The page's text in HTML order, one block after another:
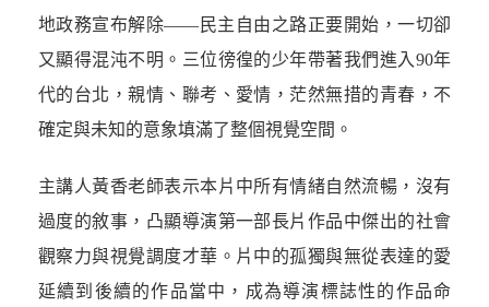
地政務宣布解除——民主自由之路正要開始，一切卻
又顯得混沌不明。三位徬徨的少年帶著我們進入90年
代的台北，親情、聯考、愛情，茫然無措的青春，不
確定與未知的意象填滿了整個視覺空間。
主講人黃香老師表示本片中所有情緒自然流暢，沒有
過度的敘事，凸顯導演第一部長片作品中傑出的社會
觀察力與視覺調度才華。片中的孤獨與無從表達的愛
延續到後續的作品當中，成為導演標誌性的作品命